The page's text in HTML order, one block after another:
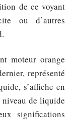
de ce voyant
ou d’autres
moteur orange
représenté
s’affiche en
de liquide
significations